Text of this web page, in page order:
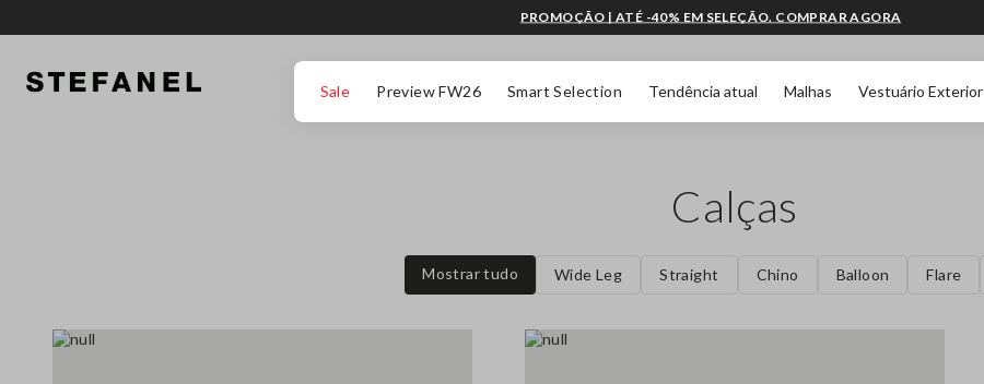
Sale Preview FW26 Smart Selection Tendência atual Malhas Vestuário Exterior
PROMOÇÃO | ATÉ -40% EM SELEÇÃO. COMPRAR AGORA
Calças
Mostrar tudo Wide Leg Straight Chino Balloon Flare